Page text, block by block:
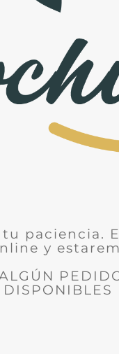
tu paciencia.
y
DISPONIBLES